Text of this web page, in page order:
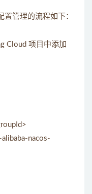
置管理的流程如下：
Cloud 项目中添加
nacos-